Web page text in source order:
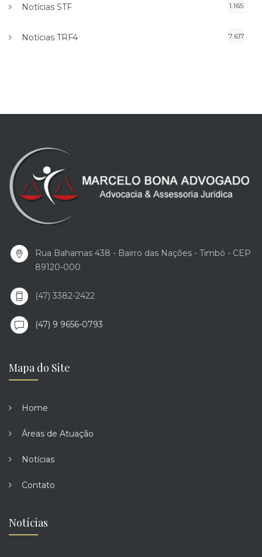
Notícias STF 1.165
Notícias TRF4 7.617
Rua Bahamas 438 - Bairro das Nações - Timbó - CEP
89120-000
(47) 3382-2422
(47) 9 9656-0793
Mapa do Site
Home
Áreas de Atuação
Notícias
Contato
Notícias